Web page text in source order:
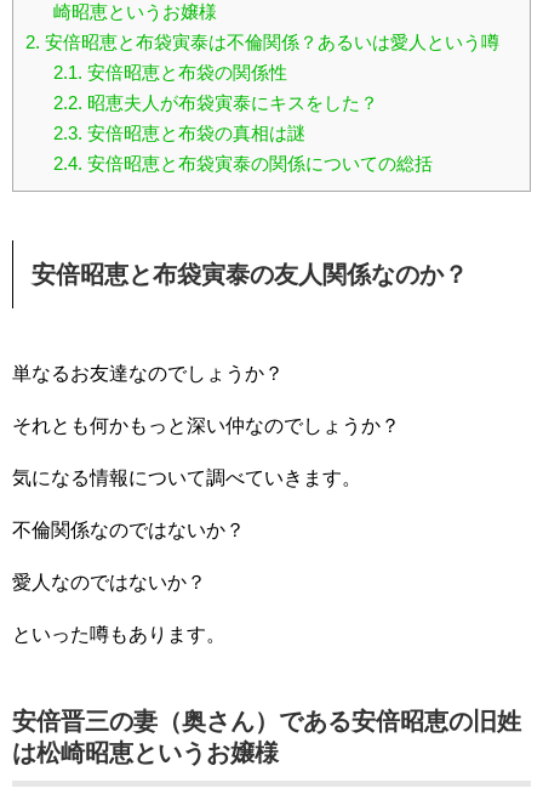
崎昭恵というお嬢様
2. 安倍昭恵と布袋寅泰は不倫関係？あるいは愛人という噂
2.1. 安倍昭恵と布袋の関係性
2.2. 昭恵夫人が布袋寅泰にキスをした？
2.3. 安倍昭恵と布袋の真相は謎
2.4. 安倍昭恵と布袋寅泰の関係についての総括
安倍昭恵と布袋寅泰の友人関係なのか？
単なるお友達なのでしょうか？
それとも何かもっと深い仲なのでしょうか？
気になる情報について調べていきます。
不倫関係なのではないか？
愛人なのではないか？
といった噂もあります。
安倍晋三の妻（奥さん）である安倍昭恵の旧姓
は松崎昭恵というお嬢様